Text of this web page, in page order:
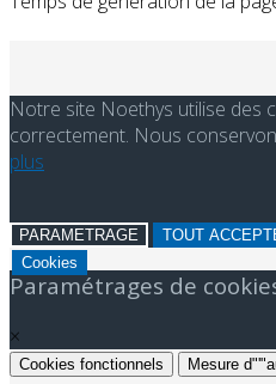
Notre site Noethys utilise des
correctement. Nous
plus
PARAMETRAGE TOUT
Cookies
Paramétrages de
×
Cookies fonctionnels Mesure